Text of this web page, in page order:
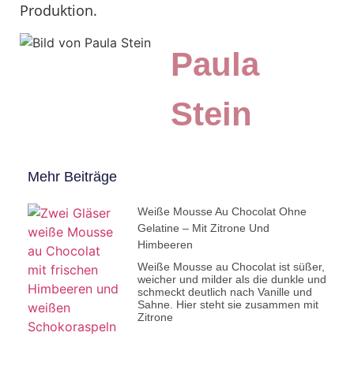
Produktion.
Paula
Stein
Mehr Beiträge
Weiße Mousse Au Chocolat Ohne
Gelatine – Mit Zitrone Und
Himbeeren
Weiße Mousse au Chocolat ist süßer,
weicher und milder als die dunkle und
schmeckt deutlich nach Vanille und
Sahne. Hier steht sie zusammen mit
Zitrone